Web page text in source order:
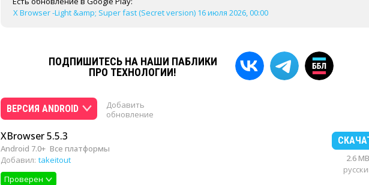
X Browser -Light &amp; Super fast (Secret version) 16 июля 2026, 00:00
ПОДПИШИТЕСЬ НА НАШИ ПАБЛИКИ
ПРО ТЕХНОЛОГИИ!
ВЕРСИЯ ANDROID
Добавить
обновление
XBrowser 5.5.3
Android 7.0+ Все платформы
Добавил: takeitout
Проверен
2.6 MB